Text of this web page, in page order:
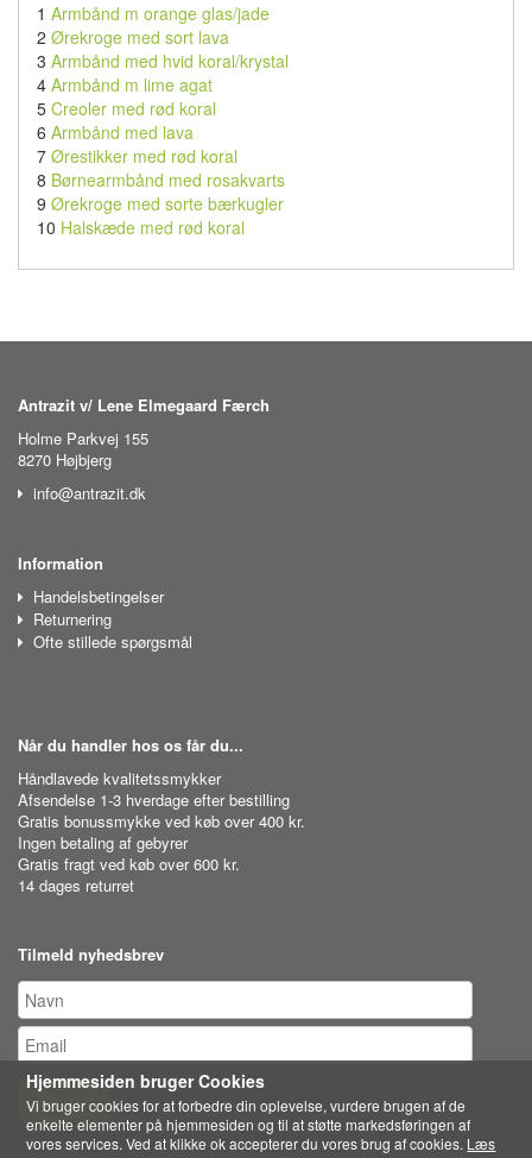
1 Armbånd m orange glas/jade
2 Ørekroge med sort lava
3 Armbånd med hvid koral/krystal
4 Armbånd m lime agat
5 Creoler med rød koral
6 Armbånd med lava
7 Ørestikker med rød koral
8 Børnearmbånd med rosakvarts
9 Ørekroge med sorte bærkugler
10 Halskæde med rød koral
Antrazit v/ Lene Elmegaard Færch
Holme Parkvej 155
8270 Højbjerg
info@antrazit.dk
Information
Handelsbetingelser
Returnering
Ofte stillede spørgsmål
Når du handler hos os får du...
Håndlavede kvalitetssmykker
Afsendelse 1-3 hverdage efter bestilling
Gratis bonussmykke ved køb over 400 kr.
Ingen betaling af gebyrer
Gratis fragt ved køb over 600 kr.
14 dages returret
Tilmeld nyhedsbrev
Tilmeld
Hjemmesiden bruger Cookies
Vi bruger cookies for at forbedre din oplevelse, vurdere brugen af de
enkelte elementer på hjemmesiden og til at støtte markedsføringen af
vores services. Ved at klikke ok accepterer du vores brug af cookies. Læs